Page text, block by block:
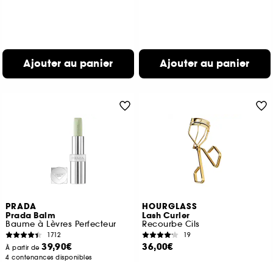
Ajouter au panier Ajouter au panier
PRADA
Prada Balm
Baume à Lèvres Perfecteur
1712
À partir de39,90€
4 contenances disponibles
HOURGLASS
Lash Curler
Recourbe Cils
19
36,00€